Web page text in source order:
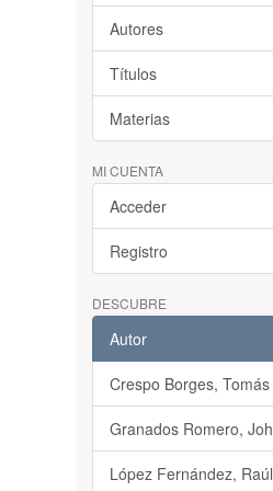
Autores
Títulos
Materias
MI CUENTA
Acceder
Registro
DESCUBRE
Autor
Crespo Borges, Tomás
Granados Romero,
López Fernández,